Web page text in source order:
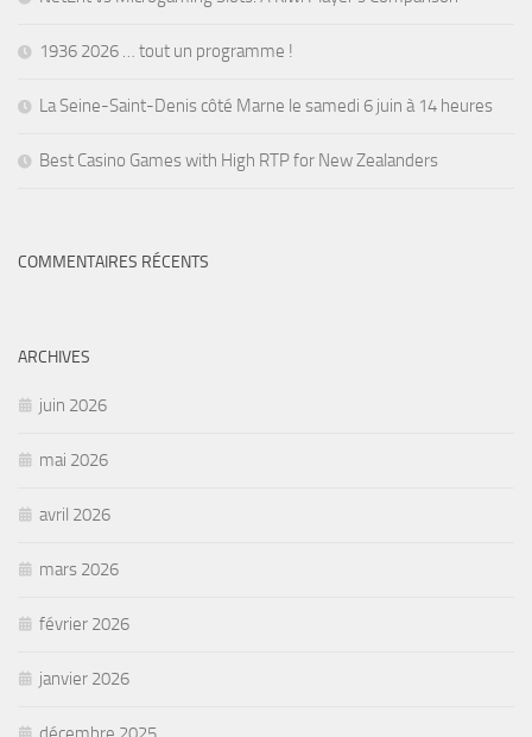
1936 2026 … tout un programme !
La Seine-Saint-Denis côté Marne le samedi 6 juin à 14 heures
Best Casino Games with High RTP for New Zealanders
COMMENTAIRES RÉCENTS
ARCHIVES
juin 2026
mai 2026
avril 2026
mars 2026
février 2026
janvier 2026